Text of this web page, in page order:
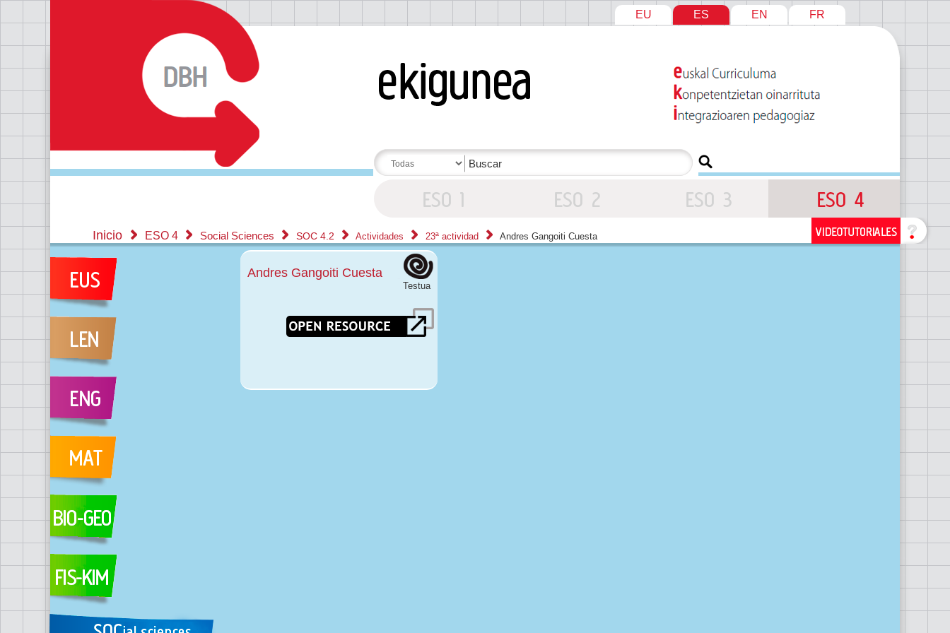
EU ES EN FR
Inicio ESO 4 Social Sciences SOC 4.2 Actividades 23ª actividad Andres Gangoiti Cuesta
Andres Gangoiti Cuesta
Testua